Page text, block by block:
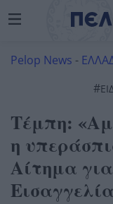
Pelop News -
#
Τέμπη:
η
Αίτημα